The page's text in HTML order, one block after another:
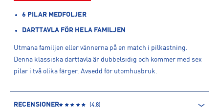
6 PILAR MEDFÖLJER
DARTTAVLA FÖR HELA FAMILJEN
Utmana familjen eller vännerna på en match i pilkastning.
Denna klassiska darttavla är dubbelsidig och kommer med sex
pilar i två olika färger. Avsedd för utomhusbruk.
RECENSIONER (4.8)